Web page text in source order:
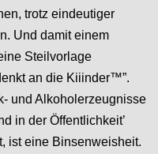
trotz eindeutiger
Und damit einem
Steilvorlage
an die Kiiinder™”.
und Alkoholerzeugnisse
in der Öffentlichkeit’
ist eine Binsenweisheit.